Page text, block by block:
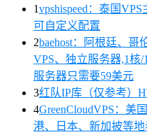
1vpshispeed：泰国
可自定义配置
2baehost：阿根廷、哥
VPS、独立服务器,1核
服务器只需要59美元
3红队IP库（仅参考）
4GreenCloudVPS：美
港、日本、新加披等地